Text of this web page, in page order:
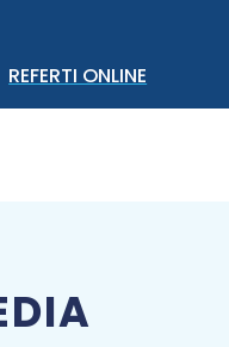
REFERTI ONLINE